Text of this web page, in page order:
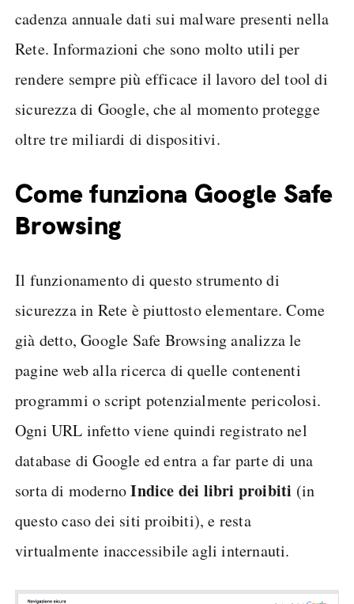
cadenza annuale dati sui malware presenti nella
Rete. Informazioni che sono molto utili per
rendere sempre più efficace il lavoro del tool di
sicurezza di Google, che al momento protegge
oltre tre miliardi di dispositivi.
Come funziona Google Safe
Browsing
Il funzionamento di questo strumento di
sicurezza in Rete è piuttosto elementare. Come
già detto, Google Safe Browsing analizza le
pagine web alla ricerca di quelle contenenti
programmi o script potenzialmente pericolosi.
Ogni URL infetto viene quindi registrato nel
database di Google ed entra a far parte di una
sorta di modernoIndice dei libri proibiti (in
questo caso dei siti proibiti), e resta
virtualmente inaccessibile agli internauti.